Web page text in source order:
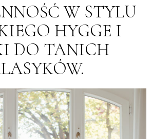
W STYLU
HYGGE I
DO TANICH